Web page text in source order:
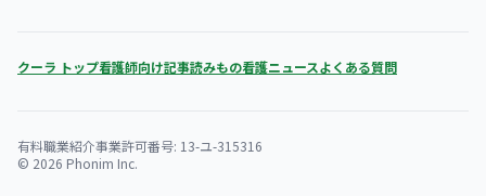
クーラ トップ看護師向け記事読みもの看護ニュースよくある質問
有料職業紹介事業許可番号: 13-ユ-315316
© 2026 Phonim Inc.